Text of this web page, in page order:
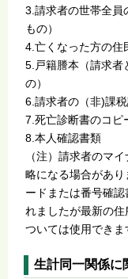
3.請求者の世帯全員
もの）
4.亡くなった方の住
5.戸籍謄本（請求者
の）
6.請求者の（非)課
7.死亡診断書のコピ
8.本人確認書類
（注）請求者のマ
略になる場合があ
ードまたは番号確
れましたが最新の
ついては使用できま
生計同一関係に